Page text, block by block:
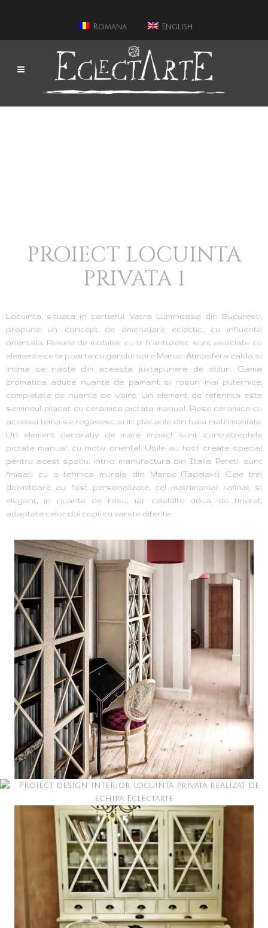
Romana English
PROIECT LOCUINTA
PRIVATA 1
Locuinta, situata in cartierul Vatra Luminoasa din Bucuresti,
propune un concept de amenajare eclectic, cu influenta
orientala. Piesele de mobilier cu iz frantuzesc sunt asociate cu
elemente ce te poarta cu gandul spre Maroc. Atmosfera calda si
intima se naste din aceasta juxtapunere de stiluri. Gama
cromatica aduce nuante de pamant si rosuri mai puternice,
completate de nuante de ivoire. Un element de referinta este
semineul, placat cu ceramica pictata manual. Piese ceramice cu
aceeasi tema se regasesc si in placarile din baia matrimoniala.
Un element decorativ de mare impact sunt contratreptele
pictate manual, cu motiv oriental. Usile au fost create special
pentru acest spatiu, intr-o manufactura din Italia. Peretii sunt
finisati cu o tehnica murala din Maroc (Tadelakt). Cele trei
dormitoare au fost personalizate, cel matrimonial rafinat si
elegant, in nuante de rosu, iar celelalte doua, de tineret,
adaptate celor doi copii cu varste diferite.